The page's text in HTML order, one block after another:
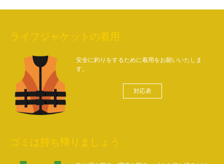
ライフジャケットの着用
安全に釣りをするために着用をお願いいたしま
す。
対応表
ゴミは持ち帰りましょう